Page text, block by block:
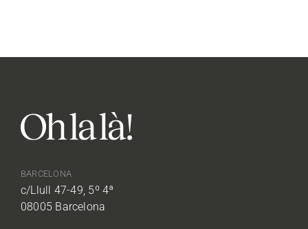
BARCELONA
c/Llull 47-49, 5º 4ª
08005 Barcelona